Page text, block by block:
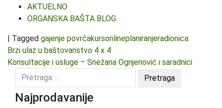
AKTUELNO
ORGANSKA BAŠTA BLOG
| Tagged gajenje povrćakursonlineplaniranjeradionica
Kretanje članka
Brzi ulaz u baštovanstvo 4 x 4
Konsultacije i usluge – Snežana Ognjenović i saradnici
Najprodavanije